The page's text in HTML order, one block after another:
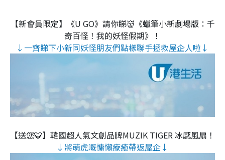
【新會員限定】《U GO》請你睇👹《蠟筆小新劇場版：千
奇百怪！我的妖怪假期》！
↓一齊睇下小新同妖怪朋友們點樣聯手拯救屋企人啦↓
【送您🐯】韓國超人氣文創品牌MUZIK TIGER 冰感風扇！
↓將萌虎嘅慵懶療癒帶返屋企↓